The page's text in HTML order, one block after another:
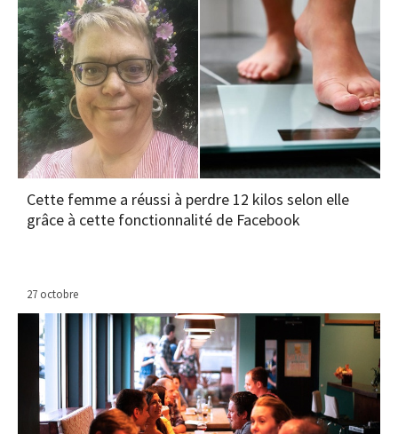
Cette femme a réussi à perdre 12 kilos selon elle
grâce à cette fonctionnalité de Facebook
27 octobre